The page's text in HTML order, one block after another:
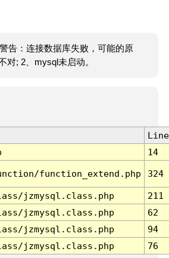
告：连接数据库失败，可能的原
对; 2、mysql未启动。
Line
14
function_extend.php 324
jzmysql.class.php
211
jzmysql.class.php
62
jzmysql.class.php
94
jzmysql.class.php 76